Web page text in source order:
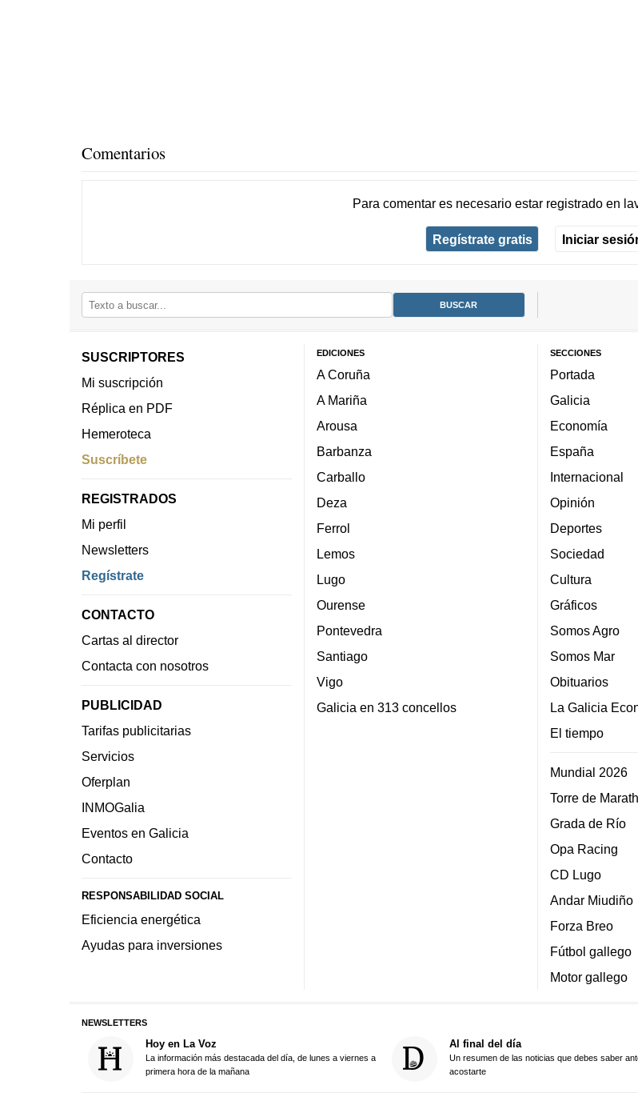
Comentarios
Para comentar es necesario estar registradoen
Regístrate gratis Iniciar
SUSCRIPTORES
Mi suscripción
Réplica en PDF
Hemeroteca
Suscríbete
REGISTRADOS
Mi perfil
Newsletters
Regístrate
CONTACTO
Cartas al director
Contacta con nosotros
PUBLICIDAD
Tarifas publicitarias
Servicios
Oferplan
INMOGalia
Eventos en Galicia
Contacto
RESPONSABILIDAD SOCIAL
Eficiencia energética
Ayudas para inversiones
EDICIONES
A Coruña
A Mariña
Arousa
Barbanza
Carballo
Deza
Ferrol
Lemos
Lugo
Ourense
Pontevedra
Santiago
Vigo
Galicia en 313 concellos
SECCIONES
Portada
Galicia
Economía
España
Internacional
Opinión
Deportes
Sociedad
Cultura
Gráficos
Somos Agro
Somos Mar
Obituarios
La Galicia
El tiempo
Mundial 2026
Torre de
Grada de Río
Opa Racing
CD Lugo
Andar Miudiño
Forza Breo
Fútbol gallego
Motor gallego
NEWSLETTERS
Hoy en La Voz
La información más destacada del día, de lunes a viernes a
primera hora de la mañana
Al final del día
Un resumen de las noticias que debes saber
acostarte